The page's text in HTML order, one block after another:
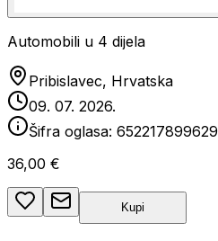
Automobili u 4 dijela
Pribislavec, Hrvatska
09. 07. 2026.
Šifra oglasa: 652217899629
36,00 €
Kupi